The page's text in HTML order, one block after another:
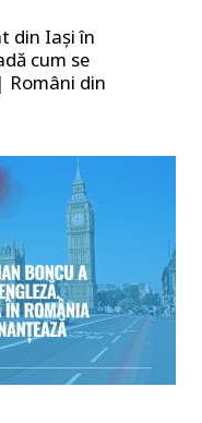
din Iași în
cum se
Români din